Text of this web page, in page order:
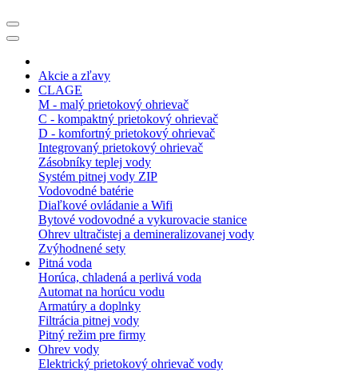
Akcie a zľavy
CLAGE
M - malý prietokový ohrievač
C - kompaktný prietokový ohrievač
D - komfortný prietokový ohrievač
Integrovaný prietokový ohrievač
Zásobníky teplej vody
Systém pitnej vody ZIP
Vodovodné batérie
Diaľkové ovládanie a Wifi
Bytové vodovodné a vykurovacie stanice
Ohrev ultračistej a demineralizovanej vody
Zvýhodnené sety
Pitná voda
Horúca, chladená a perlivá voda
Automat na horúcu vodu
Armatúry a doplnky
Filtrácia pitnej vody
Pitný režim pre firmy
Ohrev vody
Elektrický prietokový ohrievač vody